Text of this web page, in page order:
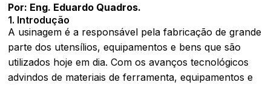
Por: Eng. Eduardo Quadros.
1. Introdução
A usinagem é a responsável pela fabricação de grande
parte dos utensílios, equipamentos e bens que são
utilizados hoje em dia. Com os avanços tecnológicos
advindos de materiais de ferramenta, equipamentos e